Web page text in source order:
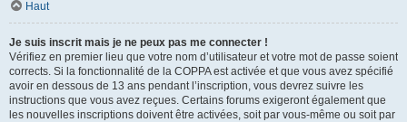
Haut
Je suis inscrit mais je ne peux pas me connecter !
Vérifiez en premier lieu que votre nom d’utilisateur et votre mot de passe soient
corrects. Si la fonctionnalité de la COPPA est activée et que vous avez spécifié
avoir en dessous de 13 ans pendant l’inscription, vous devrez suivre les
instructions que vous avez reçues. Certains forums exigeront également que
les nouvelles inscriptions doivent être activées, soit par vous-même ou soit par